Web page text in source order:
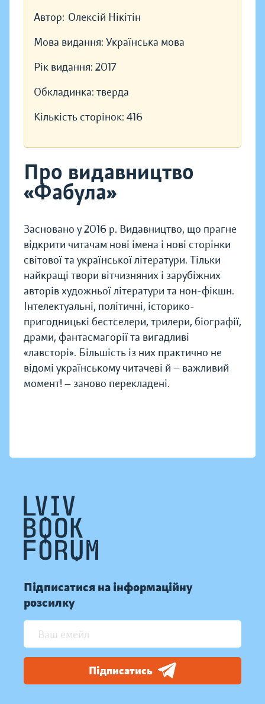
Автор: Олексій Нікітін
Мова видання: Українська мова
Рік видання: 2017
Обкладинка: тверда
Кількість сторінок: 416
Про видавництво
«Фабула»
Засновано у 2016 р. Видавництво, що прагне
відкрити читачам нові імена і нові сторінки
світової та української літератури. Тільки
найкращі твори вітчизняних і зарубіжних
авторів художньої літератури та нон-фікшн.
Інтелектуальні, політичні, історико-
пригодницькі бестселери, трилери, біографії,
драми, фантасмагорії та вигадливі
«лавсторі». Більшість із них практично не
відомі українському читачеві й — важливий
момент! — заново перекладені.
Підписатися на інформаційну
розсилку
Підписатись